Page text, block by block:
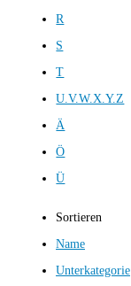
R
S
T
U.V.W.X.Y.Z
Ä
Ö
Ü
Sortieren
Name
Unterkategorie